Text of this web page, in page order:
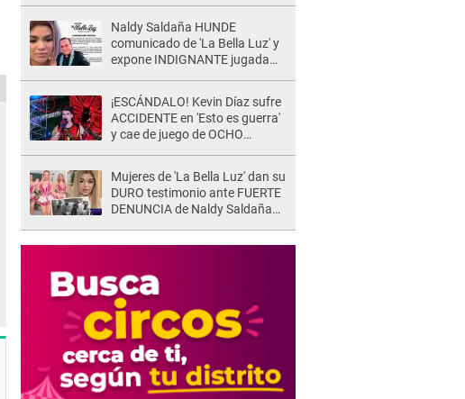
Naldy Saldaña HUNDE
comunicado de 'La Bella Luz' y
expone INDIGNANTE jugada
"Que he tenido algo..."
¡ESCÁNDALO! Kevin Díaz sufre
ACCIDENTE en 'Esto es guerra'
y cae de juego de OCHO
Mujeres de 'La Bella Luz' dan su
DURO testimonio ante FUERTE
DENUNCIA de Naldy Saldaña